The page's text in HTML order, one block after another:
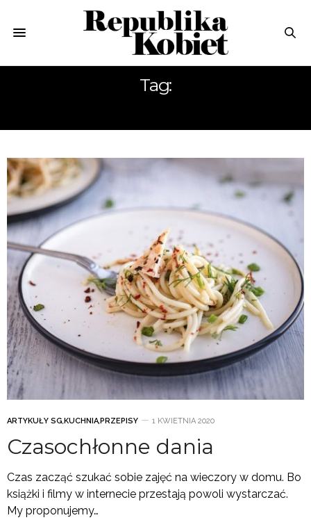
Tag:
ARTYKUŁY SG,KUCHNIA,PRZEPISY 1 KWIETNIA 2020
Czasochłonne dania
Czas zacząć szukać sobie zajęć na wieczory w domu. Bo
książki i filmy w internecie przestają powoli wystarczać.
My proponujemy…